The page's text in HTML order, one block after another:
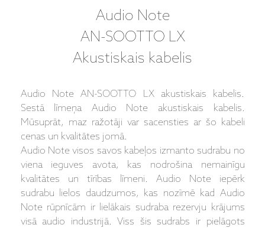
Audio Note
AN-SOOTTO LX
Akustiskais kabelis
Audio Note AN-SOOTTO LX akustiskais kabelis.
Sestā līmeņa Audio Note akustiskais kabelis.
Mūsuprāt, maz ražotāji var sacensties ar šo kabeli
cenas un kvalitātes jomā.
Audio Note visos savos kabeļos izmanto sudrabu no
viena ieguves avota, kas nodrošina nemainīgu
kvalitātes un tīrības līmeni. Audio Note iepērk
sudrabu lielos daudzumos, kas nozīmē kad Audio
Note rūpnīcām ir lielākais sudraba rezervju krājums
visā audio industrijā. Viss šis sudrabs ir pielāgots